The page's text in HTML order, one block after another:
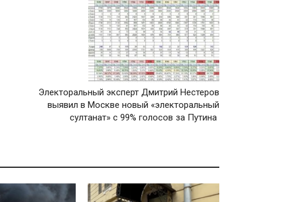
Электоральный эксперт Дмитрий Нестеров
выявил в Москве новый «электоральный
султанат» с 99% голосов за Путина